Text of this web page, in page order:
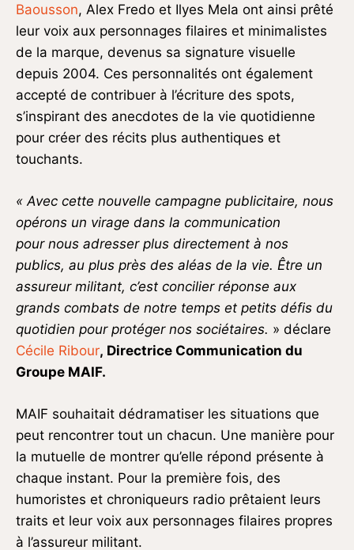
Baousson, Alex Fredo et Ilyes Mela ont ainsi prêté
leur voix aux personnages filaires et minimalistes
de la marque, devenus sa signature visuelle
depuis 2004. Ces personnalités ont également
accepté de contribuer à l’écriture des spots,
s’inspirant des anecdotes de la vie quotidienne
pour créer des récits plus authentiques et
touchants.
« Avec cette nouvelle campagne publicitaire, nous
opérons un virage dans la communication
pour nous adresser plus directement à nos
publics, au plus près des aléas de la vie. Être un
assureur militant, c’est concilier réponse aux
grands combats de notre temps et petits défis du
quotidien pour protéger nos sociétaires. » déclare
Cécile Ribour, Directrice Communication du
Groupe MAIF.
MAIF souhaitait dédramatiser les situations que
peut rencontrer tout un chacun. Une manière pour
la mutuelle de montrer qu’elle répond présente à
chaque instant. Pour la première fois, des
humoristes et chroniqueurs radio prêtaient leurs
traits et leur voix aux personnages filaires propres
à l’assureur militant.